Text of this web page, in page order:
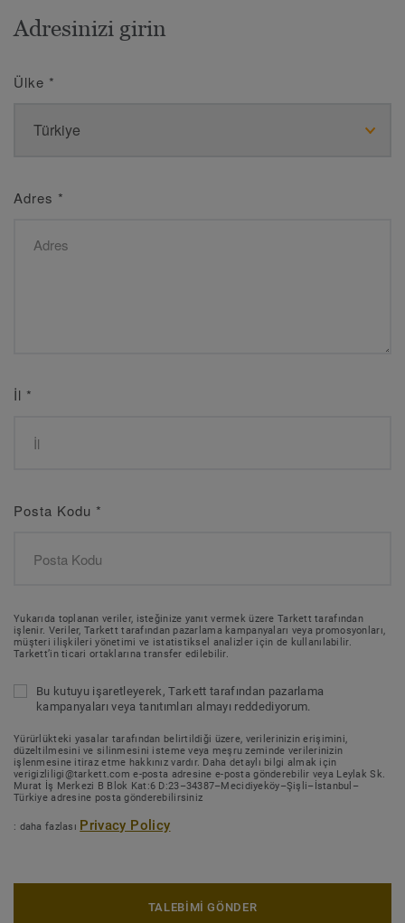
Adresinizi girin
Ülke *
Adres *
İl *
Posta Kodu *
Yukarıda toplanan veriler, isteğinize yanıt vermek üzere Tarkett tarafından
işlenir. Veriler, Tarkett tarafından pazarlama kampanyaları veya promosyonları,
müşteri ilişkileri yönetimi ve istatistiksel analizler için de kullanılabilir.
Tarkett’in ticari ortaklarına transfer edilebilir.
Bu kutuyu işaretleyerek, Tarkett tarafından pazarlama
kampanyaları veya tanıtımları almayı reddediyorum.
Yürürlükteki yasalar tarafından belirtildiği üzere, verilerinizin erişimini,
düzeltilmesini ve silinmesini isteme veya meşru zeminde verilerinizin
işlenmesine itiraz etme hakkınız vardır. Daha detaylı bilgi almak için
verigizliligi@tarkett.com e-posta adresine e-posta gönderebilir veya Leylak Sk.
Murat İş Merkezi B Blok Kat:6 D:23–34387–Mecidiyeköy–Şişli–İstanbul–
Türkiye adresine posta gönderebilirsiniz
: daha fazlası Privacy Policy
TALEBİMİ GÖNDER